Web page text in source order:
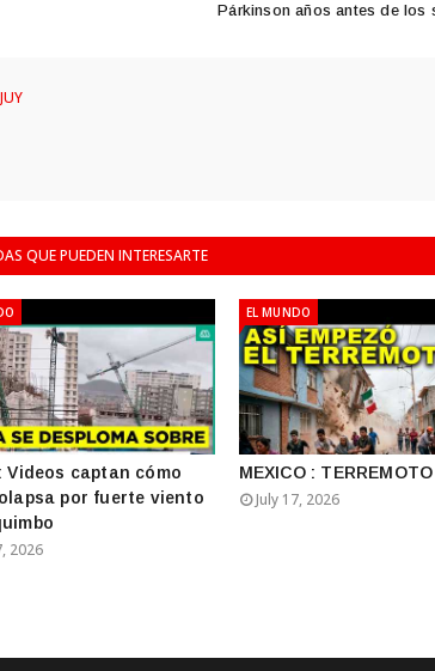
Párkinson años antes de los
QUE PUEDEN INTERESARTE
Videos captan cómo
por fuerte viento
2026
EL MUNDO
MEXICO :
July 17, 2026